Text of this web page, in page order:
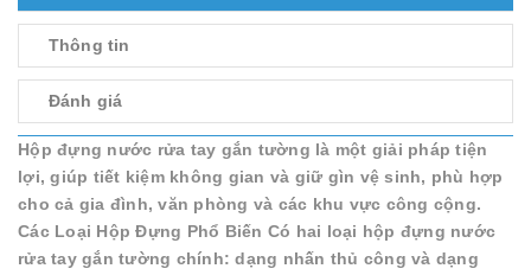
Thông tin
Đánh giá
Hộp đựng nước rửa tay gắn tường là một giải pháp tiện
lợi, giúp tiết kiệm không gian và giữ gìn vệ sinh, phù hợp
cho cả gia đình, văn phòng và các khu vực công cộng.
Các Loại Hộp Đựng Phổ Biến Có hai loại hộp đựng nước
rửa tay gắn tường chính: dạng nhấn thủ công và dạng